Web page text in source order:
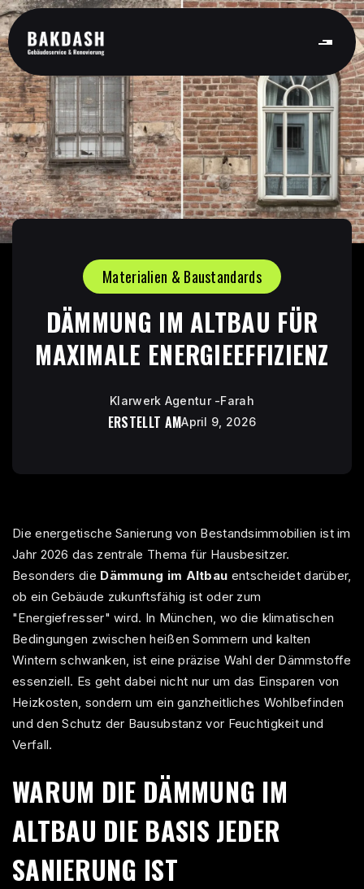
Materialien & Baustandards
DÄMMUNG IM ALTBAU FÜR
MAXIMALE ENERGIEEFFIZIENZ
Klarwerk Agentur -Farah
ERSTELLT AMApril 9, 2026
Die energetische Sanierung von Bestandsimmobilien ist im
Jahr 2026 das zentrale Thema für Hausbesitzer.
Besonders die Dämmung im Altbau entscheidet darüber,
ob ein Gebäude zukunftsfähig ist oder zum
"Energiefresser" wird. In München, wo die klimatischen
Bedingungen zwischen heißen Sommern und kalten
Wintern schwanken, ist eine präzise Wahl der Dämmstoffe
essenziell. Es geht dabei nicht nur um das Einsparen von
Heizkosten, sondern um ein ganzheitliches Wohlbefinden
und den Schutz der Bausubstanz vor Feuchtigkeit und
Verfall.
WARUM DIE DÄMMUNG IM
ALTBAU DIE BASIS JEDER
SANIERUNG IST